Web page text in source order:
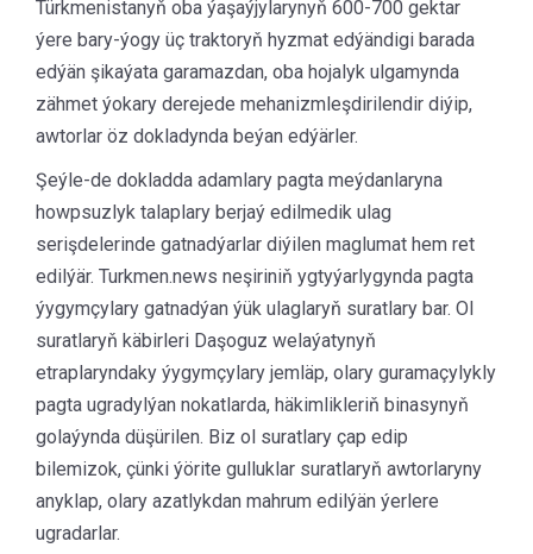
Türkmenistanyň oba ýaşaýjylarynyň 600-700 gektar
ýere bary-ýogy üç traktoryň hyzmat edýändigi barada
edýän şikaýata garamazdan, oba hojalyk ulgamynda
zähmet ýokary derejede mehanizmleşdirilendir diýip,
awtorlar öz dokladynda beýan edýärler.
Şeýle-de dokladda adamlary pagta meýdanlaryna
howpsuzlyk talaplary berjaý edilmedik ulag
serişdelerinde gatnadýarlar diýilen maglumat hem ret
edilýär. Turkmen.news neşiriniň ygtyýarlygynda pagta
ýygymçylary gatnadýan ýük ulaglaryň suratlary bar. Ol
suratlaryň käbirleri Daşoguz welaýatynyň
etraplaryndaky ýygymçylary jemläp, olary guramaçylykly
pagta ugradylýan nokatlarda, häkimlikleriň binasynyň
golaýynda düşürilen. Biz ol suratlary çap edip
bilemizok, çünki ýörite gulluklar suratlaryň awtorlaryny
anyklap, olary azatlykdan mahrum edilýän ýerlere
ugradarlar.